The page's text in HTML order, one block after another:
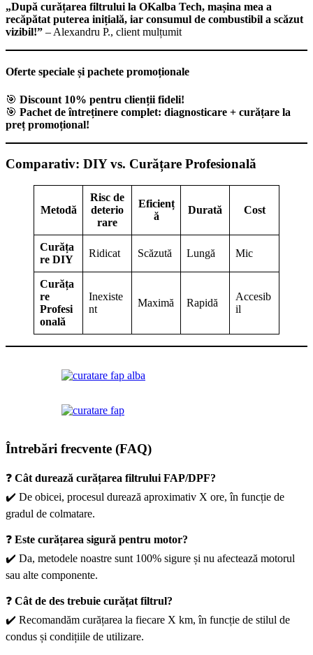
„După curățarea filtrului la OKalba Tech, mașina mea a
recăpătat puterea inițială, iar consumul de combustibil a scăzut
vizibil!” – Alexandru P., client mulțumit
Oferte speciale și pachete promoționale
🎯 Discount 10% pentru clienții fideli!
🎯 Pachet de întreținere complet: diagnosticare + curățare la
preț promoțional!
Comparativ: DIY vs. Curățare Profesională
Metodă
Risc de
deterio
rare
Eficienț
ă
Durată Cost
Curăța
re DIY
Ridicat Scăzută Lungă Mic
Curăța
re
Profesi
onală
Inexiste
nt
Maximă Rapidă
Accesib
il
Întrebări frecvente (FAQ)
❓ Cât durează curățarea filtrului FAP/DPF?
✔️ De obicei, procesul durează aproximativ X ore, în funcție de
gradul de colmatare.
❓ Este curățarea sigură pentru motor?
✔️ Da, metodele noastre sunt 100% sigure și nu afectează motorul
sau alte componente.
❓ Cât de des trebuie curățat filtrul?
✔️ Recomandăm curățarea la fiecare X km, în funcție de stilul de
condus și condițiile de utilizare.